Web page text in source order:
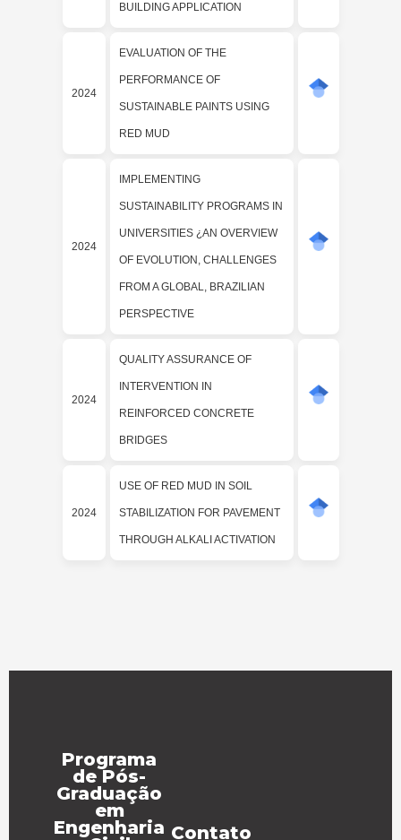
BUILDING APPLICATION
2024
EVALUATION OF THE
PERFORMANCE OF
SUSTAINABLE PAINTS USING
RED MUD
2024
IMPLEMENTING
SUSTAINABILITY PROGRAMS IN
UNIVERSITIES ¿AN OVERVIEW
OF EVOLUTION, CHALLENGES
FROM A GLOBAL, BRAZILIAN
PERSPECTIVE
2024
QUALITY ASSURANCE OF
INTERVENTION IN
REINFORCED CONCRETE
BRIDGES
2024
USE OF RED MUD IN SOIL
STABILIZATION FOR PAVEMENT
THROUGH ALKALI ACTIVATION
Programa
de Pós-
Graduação
em
Engenharia Contato